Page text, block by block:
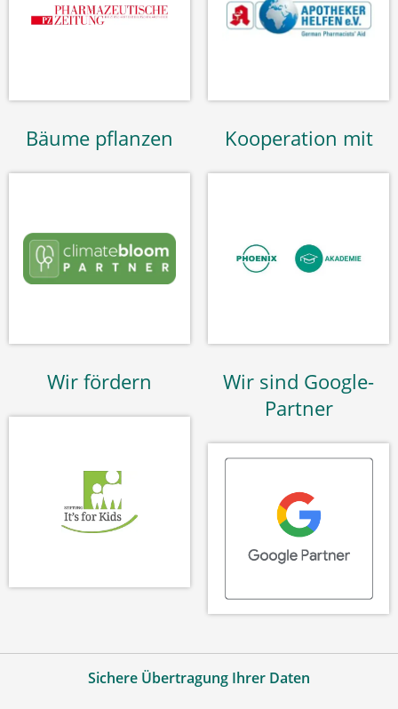
Bäume pflanzen Kooperation mit
Wir fördern
Wir sind Google-
Partner
Sichere Übertragung Ihrer Daten